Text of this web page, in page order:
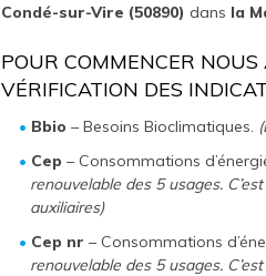
Condé-sur-Vire (50890) dans la
POUR COMMENCER
VÉRIFICATION DES
Bbio – Besoins Bioclimatiques.
Cep – Consommations
renouvelable des 5 usages.
auxiliaires)
Cep nr – Consommations
renouvelable des 5 usages.